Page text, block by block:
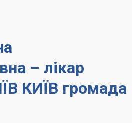
– лікар
КИЇВ громада